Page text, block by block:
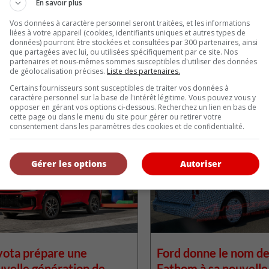
l'auteur
similaires
prépare une
Ford donne le nom de
En savoir plus
Vos données à caractère personnel seront traitées, et les informations
liées à votre appareil (cookies, identifiants uniques et autres types de
données) pourront être stockées et consultées par 300 partenaires, ainsi
que partagées avec lui, ou utilisées spécifiquement par ce site. Nos
partenaires et nous-mêmes sommes susceptibles d'utiliser des données
de géolocalisation précises. Liste des partenaires.
Certains fournisseurs sont susceptibles de traiter vos données à
caractère personnel sur la base de l'intérêt légitime. Vous pouvez vous y
opposer en gérant vos options ci-dessous. Recherchez un lien en bas de
cette page ou dans le menu du site pour gérer ou retirer votre
consentement dans les paramètres des cookies et de confidentialité.
Autoriser
Gérer les options